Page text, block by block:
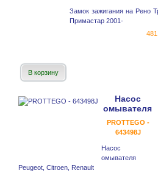
Замок зажигания на Рено
Примастар 2001-
В корзину
Насос
омывателя
PROTTEGO -
643498J
Насос
омывателя
Peugeot, Citroen, Renault